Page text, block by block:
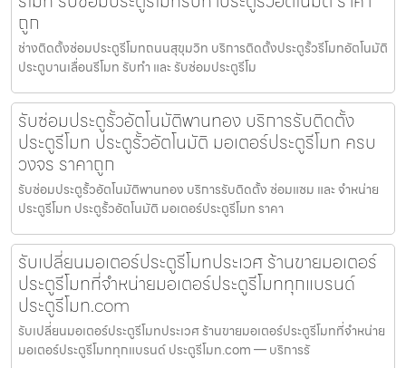
ถูก
ช่างติดตั้งซ่อมประตูรีโมทถนนสุขุมวิท บริการติดตั้งประตูรั้วรีโมทอัตโนมัติ
ประตูบานเลื่อนรีโมท รับทำ และ รับซ่อมประตูรีโม
รับซ่อมประตูรั้วอัตโนมัติพานทอง บริการรับติดตั้ง
ประตูรีโมท ประตูรั้วอัตโนมัติ มอเตอร์ประตูรีโมท ครบ
วงจร ราคาถูก
รับซ่อมประตูรั้วอัตโนมัติพานทอง บริการรับติดตั้ง ซ่อมแซม และ จำหน่าย
ประตูรีโมท ประตูรั้วอัตโนมัติ มอเตอร์ประตูรีโมท ราคา
รับเปลี่ยนมอเตอร์ประตูรีโมทประเวศ ร้านขายมอเตอร์
ประตูรีโมทที่จำหน่ายมอเตอร์ประตูรีโมททุกแบรนด์
ประตูรีโมท.com
รับเปลี่ยนมอเตอร์ประตูรีโมทประเวศ ร้านขายมอเตอร์ประตูรีโมทที่จำหน่าย
มอเตอร์ประตูรีโมททุกแบรนด์ ประตูรีโมท.com — บริการรั